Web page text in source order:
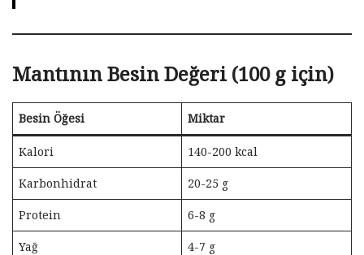
Mantının Besin Değeri (100 g için)
Besin Öğesi Miktar
Kalori 140-200 kcal
Karbonhidrat 20-25 g
Protein 6-8 g
Yağ 4-7 g